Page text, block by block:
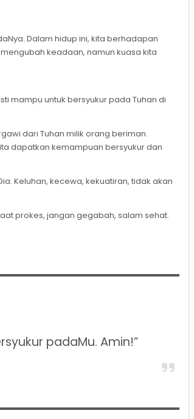
Dalam hidup ini, kita berhadapan
keadaan, namun kuasa kita
mampu untuk bersyukur pada Tuhan di
dari Tuhan milik orang beriman.
dapatkan kemampuan bersyukur dan
Keluhan, kecewa, kekuatiran, tidak akan
prokes, jangan gegabah, salam sehat.
padaMu. Amin!”